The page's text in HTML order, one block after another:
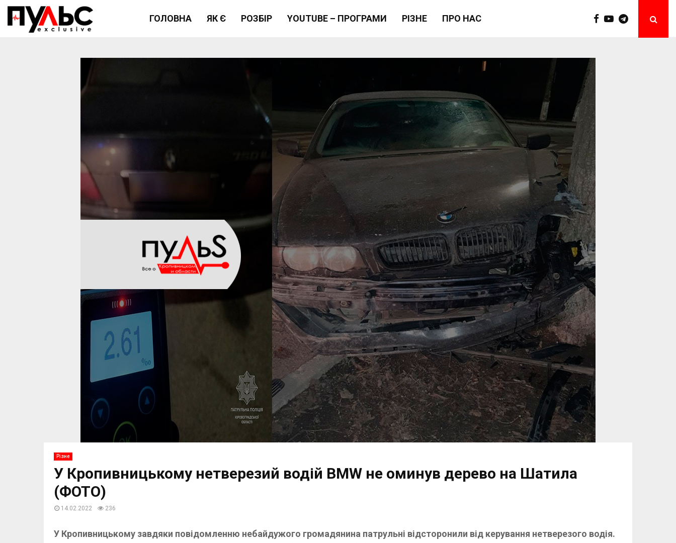
ГОЛОВНА ЯК Є РОЗБІР YOUTUBE – ПРОГРАМИ РІЗНЕ ПРО НАС
Різне
У Кропивницькому нетверезий водій BMW не оминув дерево на Шатила
(ФОТО)
14.02.2022 236
У Кропивницькому завдяки повідомленню небайдужого громадянина патрульні відсторонили від керування нетверезого водія.